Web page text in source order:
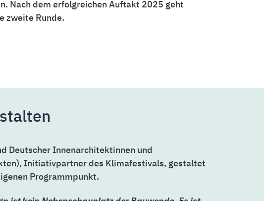
Nach dem erfolgreichen Auftakt 2025 geht
zweite Runde.
Deutscher Innenarchitektinnen und
Initiativpartner des Klimafestivals, gestaltet
Programmpunkt.